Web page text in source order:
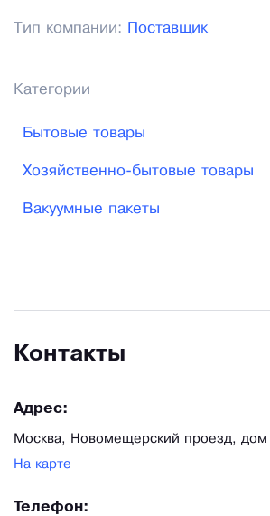
вакуумные пакеты используются
возможность быть надёжным и
Тип компании: Поставщик
Категории
Бытовые товары
Хозяйственно-бытовые товары
Вакуумные пакеты
Контакты
Адрес:
Москва, Новомещерский проезд, дом
На карте
Телефон: